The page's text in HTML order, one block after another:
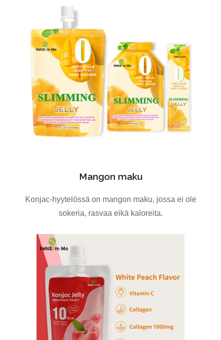
Mangon maku
Konjac-hyytelössä on mangon maku, jossa ei ole
sokeria, rasvaa eikä kaloreita.